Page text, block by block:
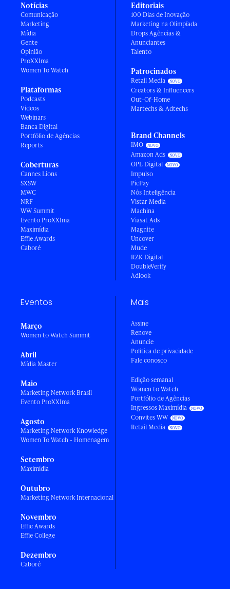
Notícias
Comunicação
Marketing
Mídia
Gente
Opinião
ProXXIma
Women To Watch
Plataformas
Podcasts
Vídeos
Webinars
Banca Digital
Portfólio de Agências
Reports
Coberturas
Cannes Lions
SXSW
MWC
NRF
WW Summit
Evento ProXXIma
Maximídia
Effie Awards
Caboré
Editoriais
100 Dias de Inovação
Marketing na Olimpíada
Drops Agências &
Anunciantes
Talento
Patrocinados
Retail Media
Creators & Influencers
Out-Of-Home
Martechs & Adtechs
Brand Channels
IMO
Amazon Ads
OPL Digital
Impulso
PicPay
Nós Inteligência
Vistar Media
Machina
Viasat Ads
Magnite
Uncover
Mude
RZK Digital
DoubleVerify
Adlook
Eventos
Março
Women to Watch Summit
Abril
Mídia Master
Maio
Marketing Network Brasil
Evento ProXXIma
Agosto
Marketing Network Knowledge
Women To Watch - Homenagem
Setembro
Maximídia
Outubro
Marketing Network Internacional
Novembro
Effie Awards
Effie College
Dezembro
Caboré
Mais
Assine
Renove
Anuncie
Política de privacidade
Fale conosco
Edição semanal
Women to Watch
Portfólio de Agências
Ingressos Maximídia
Convites WW
Retail Media